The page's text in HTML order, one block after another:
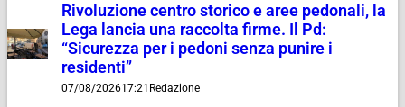
Rivoluzione centro storico e aree pedonali, la
Lega lancia una raccolta firme. Il Pd:
“Sicurezza per i pedoni senza punire i
residenti”
07/08/202617:21 Redazione